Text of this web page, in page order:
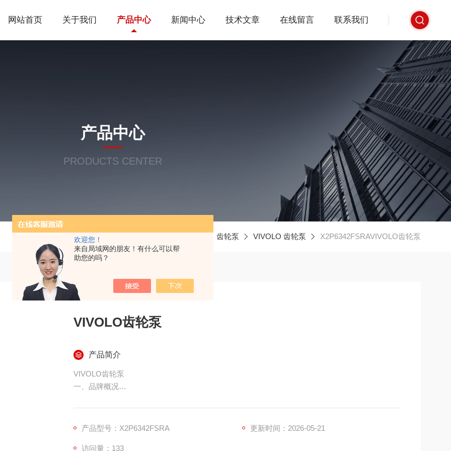
欢迎您！
来自局域网的朋友！有什么可以帮
助您的吗？
网站首页 关于我们 产品中心 新闻中心 技术文章 在线留言 联系我们
产品中心
PRODUCTS CENTER
齿轮泵 VIVOLO 齿轮泵 X2P6342FSRAVIVOLO齿轮泵
VIVOLO齿轮泵
产品简介
VIVOLO齿轮泵
一、品牌概况
托多年液压行业技术积累，形成标准化、模块化的产品体系，广泛配套各类中小型液压系统。
产品型号：X2P6342FSRA 更新时间：2026-05-21
访问量：133